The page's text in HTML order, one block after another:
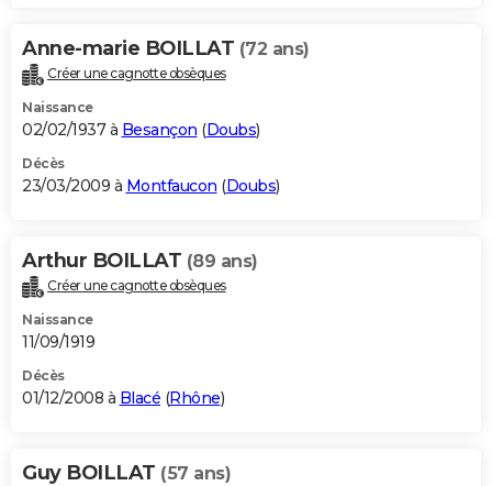
Anne-marie BOILLAT (72 ans)
Créer une cagnotte obsèques
Naissance
02/02/1937 à Besançon (Doubs)
Décès
23/03/2009 à Montfaucon (Doubs)
Arthur BOILLAT (89 ans)
Créer une cagnotte obsèques
Naissance
11/09/1919
Décès
01/12/2008 à Blacé (Rhône)
Guy BOILLAT (57 ans)